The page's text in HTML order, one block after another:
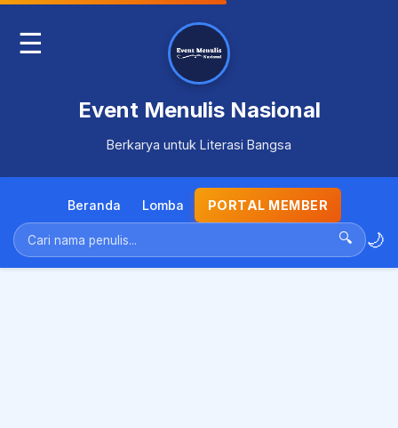
☰
Event Menulis Nasional
Berkarya untuk Literasi Bangsa
Beranda Lomba PORTAL MEMBER
🔍 🌙